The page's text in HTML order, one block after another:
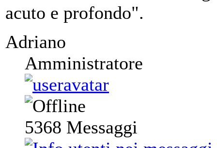
acuto e profondo".
Adriano
Amministratore
5368 Messaggi